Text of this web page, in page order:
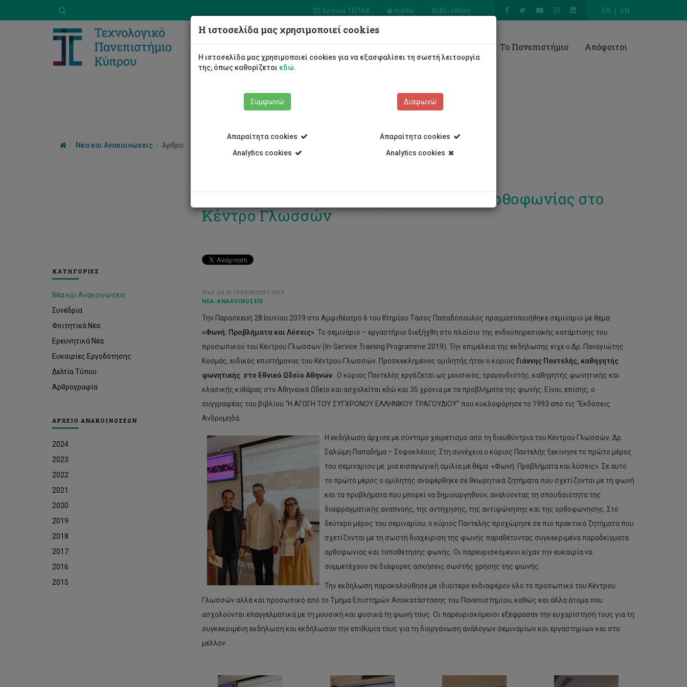
ΕΛ EN
20 Χρόνια ΤΕΠΑΚ myUni Βιβλιοθήκη
Φοιτητές/τριες Σπουδές Έρευνα Το Πανεπιστήμιο Απόφοιτοι
Νέα και Ανακοινώσεις Άρθρο
ΚΑΤΗΓΟΡΙΕΣ
Νέα και Ανακοινώσεις
Συνέδρια
Φοιτητικά Νέα
Ερευνητικά Νέα
Ευκαιρίες Εργοδότησης
Δελτία Τύπου
Αρθρογραφία
ΑΡΧΕΙΟ ΑΝΑΚΟΙΝΩΣΕΩΝ
2024
2023
2022
2021
2020
2019
2018
2017
2016
2015
Σεμινάριο – Εργαστήρι φωνητικής και ορθοφωνίας στο
Κέντρο Γλωσσών
Wed Jul 03 13:59:00 EEST 2019
ΝΈΑ-ΑΝΑΚΟΙΝΏΣΕΙΣ
Την Παρασκευή 28 Ιουνίου 2019 στο Αμφιθέατρο 6 του Κτηρίου Τάσος Παπαδόπουλος πραγματοποιήθηκε σεμινάριο με θέμα
«Φωνή: Προβλήματα και Λύσεις». Το σεμινάριο – εργαστήριο διεξήχθη στο πλαίσιο της ενδοϋπηρεσιακής κατάρτισης του
προσωπικού του Κέντρου Γλωσσών (In-Service Training Programme 2019). Την επιμέλεια της εκδήλωσης είχε ο Δρ. Παναγιώτης
Κοσμάς, ειδικός επιστήμονας του Κέντρου Γλωσσών. Προσκεκλημένος ομιλητής ήταν ο κύριος Γιάννης Παντελής, καθηγητής
φωνητικής στο Εθνικό Ωδείο Αθηνών. Ο κύριος Παντελής εργάζεται ως μουσικός, τραγουδιστής, καθηγητής φωνητικής και
κλασικής κιθάρας στο Αθηναϊκό Ωδείο και ασχολείται εδώ και 35 χρόνια με τα προβλήματα της φωνής. Είναι, επίσης, ο
συγγραφέας του βιβλίου “Η ΑΓΩΓΗ ΤΟΥ ΣΥΓΧΡΟΝΟΥ ΕΛΛΗΝΙΚΟΥ ΤΡΑΓΟΥ∆ΙΟΥ” που κυκλοφόρησε το 1993 από τις “Εκδόσεις
Ανδρομηδά.
Η εκδήλωση άρχισε με σύντομο χαιρετισμό από τη διευθύντρια του Κέντρου Γλωσσών, ∆ρ.
Σαλώμη Παπαδήμα – Σοφοκλέους. Στη συνέχεια ο κύριος Παντελής ξεκίνησε το πρώτο μέρος
του σεμιναρίου με μια εισαγωγική ομιλία με θέμα «Φωνή: Προβλήματα και λύσεις». Σε αυτό
το πρώτο μέρος ο ομιλητής αναφέρθηκε σε θεωρητικά ζητήματα που σχετίζονται με τη φωνή
και τα προβλήματα που μπορεί να δημιουργηθούν, αναλύοντας τη σπουδαιότητα της
διαφραγματικής αναπνοής, της αντήχησης, της αντιφώνησης και της ορθοφώνησης. Στο
δεύτερο μέρος του σεμιναρίου, ο κύριος Παντελής προχώρησε σε πιο πρακτικά ζητήματα που
σχετίζονται με τη σωστή διαχείριση της φωνής παραθέτοντας συγκεκριμένα παραδείγματα
ορθοφωνίας και τοποθέτησης φωνής. Οι παρευρισκόμενοι είχαν την ευκαιρία να
συμμετέχουν σε διάφορες ασκήσεις σωστής χρήσης της φωνής.
Την εκδήλωση παρακολούθησε με ιδιαίτερο ενδιαφέρον όλο το προσωπικό του Κέντρου
Γλωσσών αλλά και προσωπικό από το Τμήμα Επιστημών Αποκατάστασης του Πανεπιστημίου, καθώς και άλλα άτομα που
ασχολούνται επαγγελματικά με τη μουσική και φυσικά τη φωνή τους. Οι παρευρισκόμενοι εξέφρασαν την ευχαρίστηση τους για τη
συγκεκριμένη εκδήλωση και εκδήλωσαν την επιθυμία τους για τη διοργάνωση ανάλογων σεμιναρίων και εργαστηρίων και στο
μέλλον.
Το
Η ιστοσελίδα μας χρησιμοποιεί cookies
Η ιστοσελίδα μας χρησιμοποιεί cookies για να εξασφαλίσει τη σωστή λειτουργία
της, όπως καθορίζεται εδώ.
Συμφωνώ
Απαραίτητα cookies
Analytics cookies
Διαφωνώ
Απαραίτητα cookies
Analytics cookies